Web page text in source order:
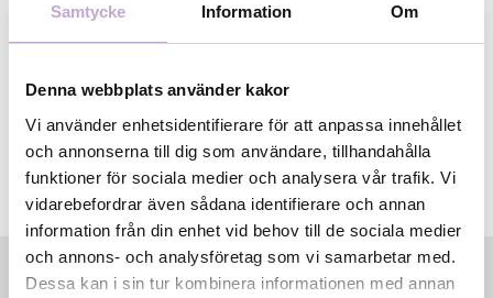
Samtycke Information Om
Denna webbplats använder kakor
Vi använder enhetsidentifierare för att anpassa innehållet
och annonserna till dig som användare, tillhandahålla
funktioner för sociala medier och analysera vår trafik. Vi
vidarebefordrar även sådana identifierare och annan
information från din enhet vid behov till de sociala medier
och annons- och analysföretag som vi samarbetar med.
Dessa kan i sin tur kombinera informationen med annan
2016 års Talangdagar. FOTO: Mikael Ström.